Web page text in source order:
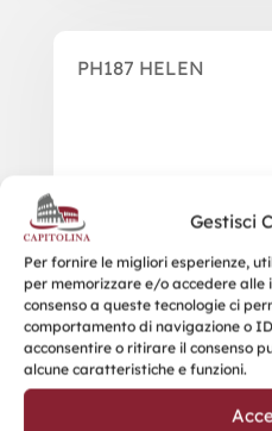
Gestisci
Per fornire le migliori esperienze,
per memorizzare e/o accedere
consenso a queste tecnologie ci
comportamento di navigazione o
acconsentire o ritirare il consenso
alcune caratteristiche e funzioni.
PH187 HELEN